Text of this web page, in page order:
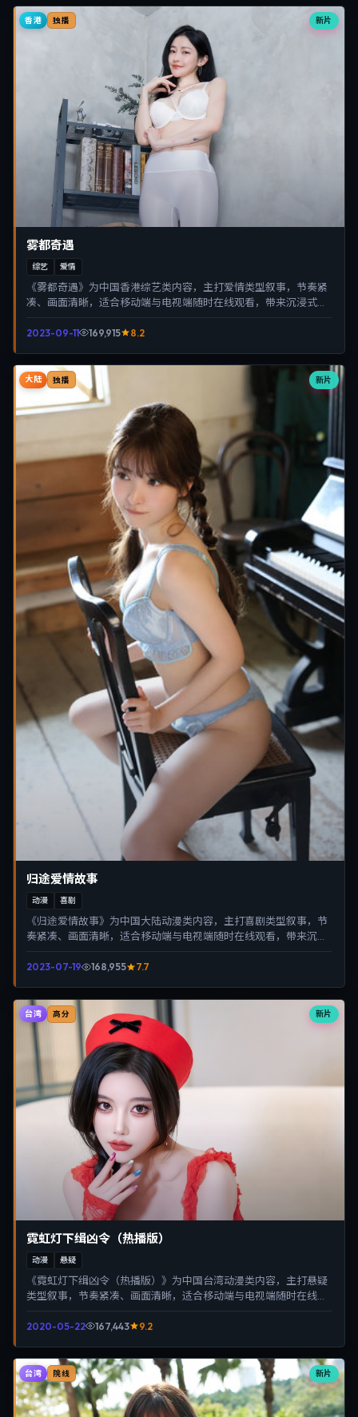
新片
香港 独播
雾都奇遇
综艺 爱情
《雾都奇遇》为中国香港综艺类内容，主打爱情类型叙事，节奏紧
凑、画面清晰，适合移动端与电视端随时在线观看，带来沉浸式视
2023-09-11 169,915 8.2
新片
大陆 独播
归途爱情故事
动漫 喜剧
《归途爱情故事》为中国大陆动漫类内容，主打喜剧类型叙事，节
奏紧凑、画面清晰，适合移动端与电视端随时在线观看，带来沉浸
2023-07-19 168,955 7.7
新片
台湾 高分
霓虹灯下缉凶令（热播版）
动漫 悬疑
《霓虹灯下缉凶令（热播版）》为中国台湾动漫类内容，主打悬疑
类型叙事，节奏紧凑、画面清晰，适合移动端与电视端随时在线观
2020-05-22 167,443 9.2
新片
台湾 院线